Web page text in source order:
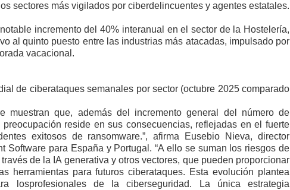
sectores más vigilados por ciberdelincuentes y agentes estatales.
incremento del 40% interanual en el sector de la Hostelería,
al quinto puesto entre las industrias más atacadas, impulsado por
vacacional.
de ciberataques semanales por sector (octubre 2025 comparado
muestran que, además del incremento general del número de
reside en sus consecuencias, reflejadas en el fuerte
exitosos de ransomware.”, afirma Eusebio Nieva, director
Software para España y Portugal. “A ello se suman los riesgos de
de la IA generativa y otros vectores, que pueden proporcionar
herramientas para futuros ciberataques. Esta evolución plantea
losprofesionales de la ciberseguridad. La única estrategia